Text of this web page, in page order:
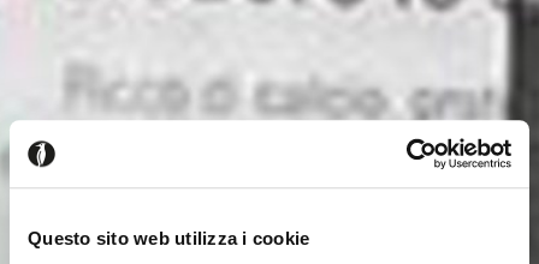
Questo sito web utilizza i cookie